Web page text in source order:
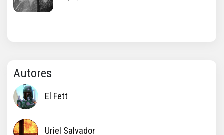
Autores
El Fett
Uriel Salvador